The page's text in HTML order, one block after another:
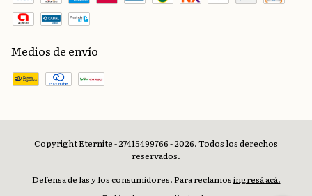
Medios de envío
Copyright Eternite - 27415499766 - 2026. Todos los derechos
reservados.
Defensa de las y los consumidores. Para reclamosingresá acá.